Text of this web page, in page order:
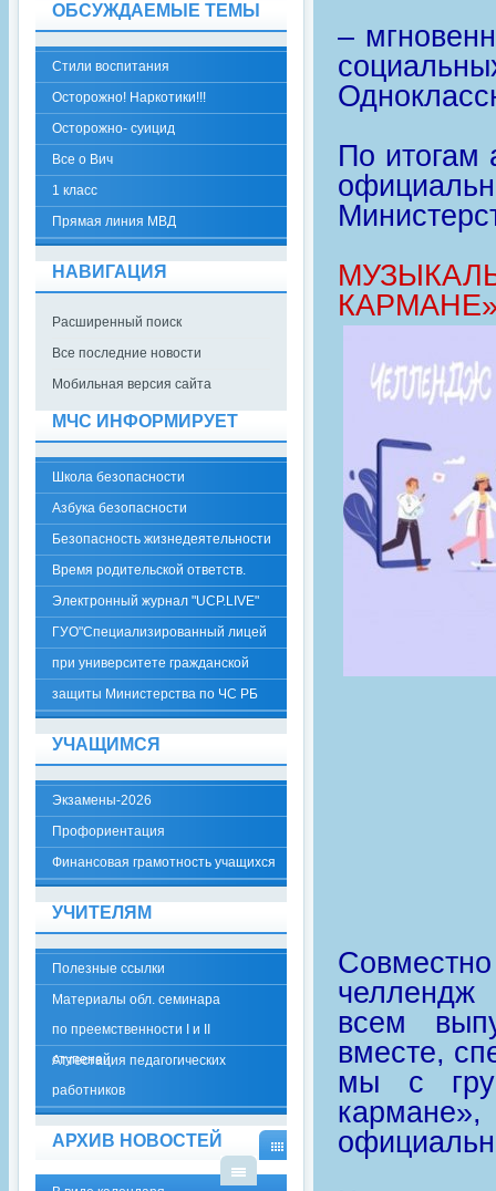
–
По итогам
челлендж
всем
вместе,
мы с
кармане»,
ОБСУЖДАЕМЫЕ ТЕМЫ
Стили воспитания
Осторожно! Наркотики!!!
Осторожно- суицид
Все о Вич
1 класс
Прямая линия МВД
НАВИГАЦИЯ
Расширенный поиск
Все последние новости
Мобильная версия сайта
МЧС ИНФОРМИРУЕТ
Школа безопасности
Азбука безопасности
Безопасность жизнедеятельности
Время родительской ответств.
Электронный журнал "UCP.LIVE"
ГУО"Специализированный лицей
при университете гражданской
защиты Министерства по ЧС РБ
УЧАЩИМСЯ
Экзамены-2026
Профориентация
Финансовая грамотность учащихся
УЧИТЕЛЯМ
Полезные ссылки
Материалы обл. семинара
по преемственности I и II
ступеней
Аттестация педагогических
работников
АРХИВ НОВОСТЕЙ